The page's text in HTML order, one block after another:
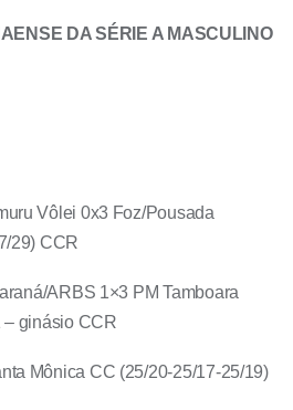
DA SÉRIE A MASCULINO
Vôlei 0x3 Foz/Pousada
29) CCR
ARBS 1×3 PM Tamboara
– ginásio CCR
Mônica CC (25/20-25/17-25/19)